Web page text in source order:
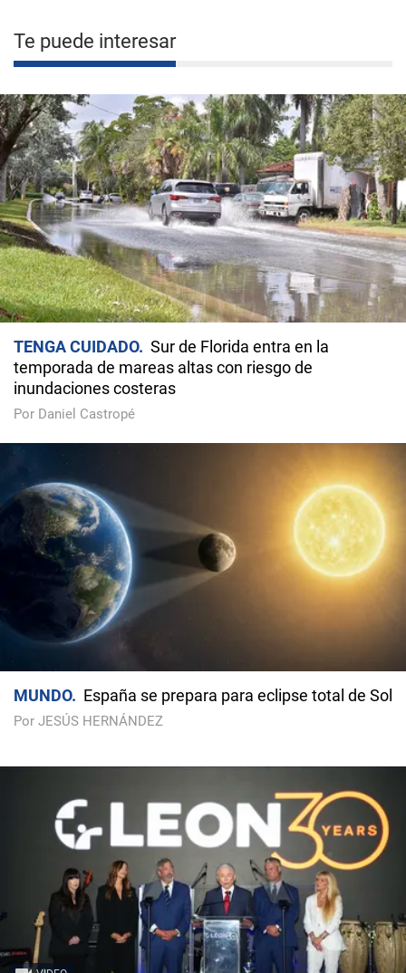
Te puede interesar
TENGA CUIDADO
Sur de Florida entra en la
temporada de mareas altas con riesgo de
inundaciones costeras
Por Daniel Castropé
MUNDO España se prepara para eclipse total de Sol
Por JESÚS HERNÁNDEZ